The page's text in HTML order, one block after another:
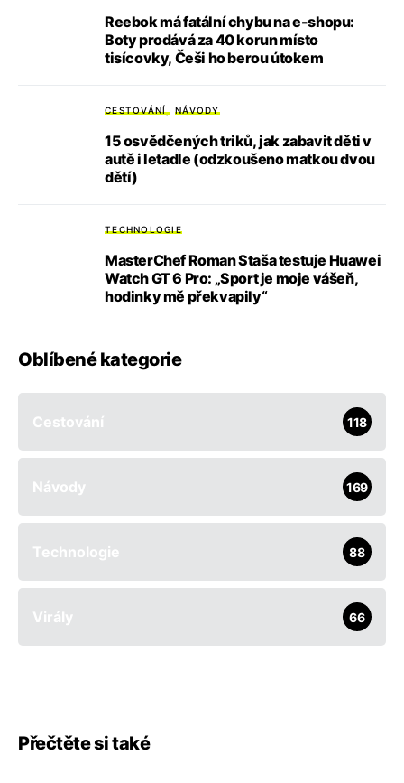
Reebok má fatální chybu na e-shopu:
Boty prodává za 40 korun místo
tisícovky, Češi ho berou útokem
CESTOVÁNÍ NÁVODY
15 osvědčených triků, jak zabavit děti v
autě i letadle (odzkoušeno matkou dvou
dětí)
TECHNOLOGIE
MasterChef Roman Staša testuje Huawei
Watch GT 6 Pro: „Sport je moje vášeň,
hodinky mě překvapily“
Oblíbené kategorie
Cestování 118
Návody 169
Technologie 88
Virály 66
Přečtěte si také